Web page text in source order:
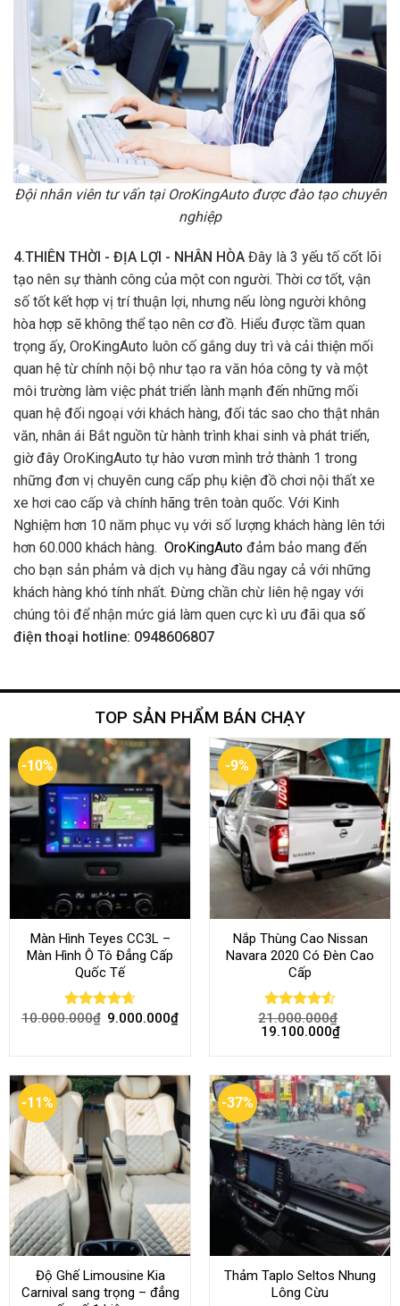
Đội nhân viên tư vấn tại OroKingAuto được đào tạo chuyên
nghiệp
4.THIÊN THỜI - ĐỊA LỢI - NHÂN HÒA Đây là 3 yếu tố cốt lõi
tạo nên sự thành công của một con người. Thời cơ tốt, vận
số tốt kết hợp vị trí thuận lợi, nhưng nếu lòng người không
hòa hợp sẽ không thể tạo nên cơ đồ. Hiểu được tầm quan
trọng ấy, OroKingAuto luôn cố gắng duy trì và cải thiện mối
quan hệ từ chính nội bộ như tạo ra văn hóa công ty và một
môi trường làm việc phát triển lành mạnh đến những mối
quan hệ đối ngoại với khách hàng, đối tác sao cho thật nhân
văn, nhân ái Bắt nguồn từ hành trình khai sinh và phát triển,
giờ đây OroKingAuto tự hào vươn mình trở thành 1 trong
những đơn vị chuyên cung cấp phụ kiện đồ chơi nội thất xe
xe hơi cao cấp và chính hãng trên toàn quốc. Với Kinh
Nghiệm hơn 10 năm phục vụ với số lượng khách hàng lên tới
hơn 60.000 khách hàng. OroKingAuto đảm bảo mang đến
cho bạn sản phảm và dịch vụ hàng đầu ngay cả với những
khách hàng khó tính nhất. Đừng chần chừ liên hệ ngay với
chúng tôi để nhận mức giá làm quen cực kì ưu đãi qua số
điện thoại hotline: 0948606807
TOP SẢN PHẨM BÁN CHẠY
-10%
Màn Hình Teyes CC3L –
Màn Hình Ô Tô Đẳng Cấp
Quốc Tế
Rated 4.68
10.000.000₫ 9.000.000₫
-9%
Nắp Thùng Cao Nissan
Navara 2020 Có Đèn Cao
Cấp
Rated4.52
out of 5
21.000.000₫
19.100.000₫
-11%
Độ Ghế Limousine Kia
Carnival sang trọng – đẳng
-37%
Thảm Taplo Seltos Nhung
Lông Cừu